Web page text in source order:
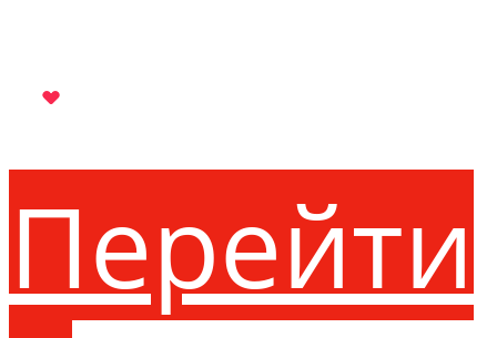
Перейти